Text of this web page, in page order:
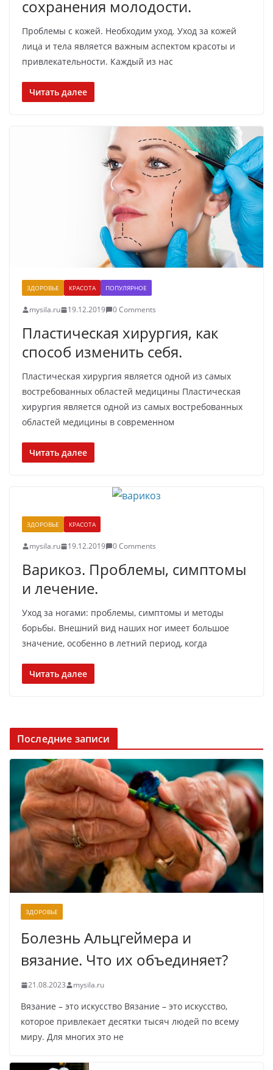
сохранения молодости.
Проблемы с кожей. Необходим уход. Уход за кожей
лица и тела является важным аспектом красоты и
привлекательности. Каждый из нас
Читать далее
ЗДОРОВЬЕ КРАСОТА ПОПУЛЯРНОЕ
mysila.ru 19.12.2019 0 Comments
Пластическая хирургия, как
способ изменить себя.
Пластическая хирургия является одной из самых
востребованных областей медицины Пластическая
хирургия является одной из самых востребованных
областей медицины в современном
Читать далее
ЗДОРОВЬЕ КРАСОТА
mysila.ru 19.12.2019 0 Comments
Варикоз. Проблемы, симптомы
и лечение.
Уход за ногами: проблемы, симптомы и методы
борьбы. Внешний вид наших ног имеет большое
значение, особенно в летний период, когда
Читать далее
Последние записи
ЗДОРОВЬЕ
Болезнь Альцгеймера и
вязание. Что их объединяет?
21.08.2023 mysila.ru
Вязание – это искусство Вязание – это искусство,
которое привлекает десятки тысяч людей по всему
миру. Для многих это не